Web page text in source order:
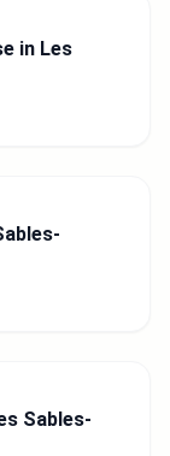
in Les
Sables-